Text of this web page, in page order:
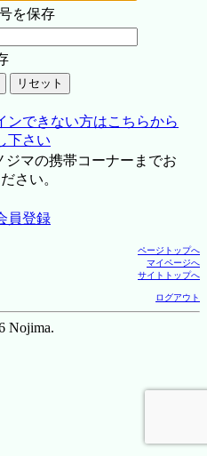
を保存
ンできない方はこちらから
下さい
マの携帯コーナーまでお
さい。
員登録
ページトップへ
マイページへ
サイトトップへ
ログアウト
Nojima.